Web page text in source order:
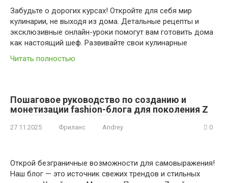
Забудьте о дорогих курсах! Откройте для себя мир
кулинарии, не выходя из дома. Детальные рецепты и
эксклюзивные онлайн-уроки помогут вам готовить дома
как настоящий шеф. Развивайте свои кулинарные
Читать полностью
Пошаговое руководство по созданию и
монетизации fashion-блога для поколения Z
27.11.2025 Фриланс Andrey 0
Открой безграничные возможности для самовыражения!
Наш блог — это источник свежих трендов и стильных